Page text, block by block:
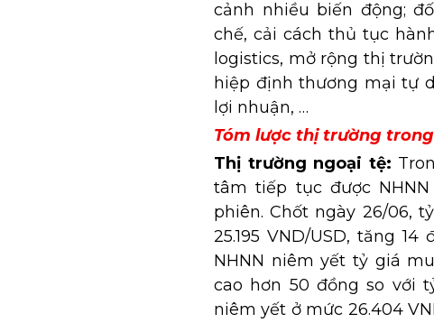
cảnh nhiều biến động;
chế, cải cách thủ tục
logistics, mở rộng thị
hiệp định thương mại tự
lợi nhuận, …
Tóm lược thị trường
Thị trường ngoại tệ:
tâm tiếp tục được
phiên. Chốt ngày 26/06,
25.195 VND/USD, tăng
NHNN niêm yết tỷ giá
cao hơn 50 đồng so với
niêm yết ở mức 26.404